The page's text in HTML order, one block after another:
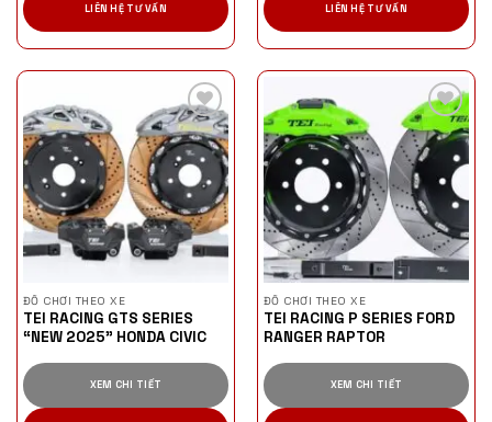
LIÊN HỆ TƯ VẤN LIÊN HỆ TƯ VẤN
ĐỒ CHƠI THEO XE
TEI RACING GTS SERIES
“NEW 2025” HONDA CIVIC
XEM CHI TIẾT
ĐỒ CHƠI THEO XE
TEI RACING P SERIES FORD
RANGER RAPTOR
XEM CHI TIẾT